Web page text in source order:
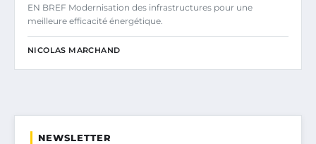
EN BREF Modernisation des infrastructures pour une
meilleure efficacité énergétique.
NICOLAS MARCHAND
NEWSLETTER